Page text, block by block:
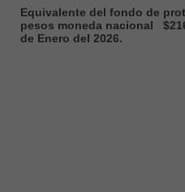
Equivalente del fondo de
pesos moneda nacional
de Enero del 2026.